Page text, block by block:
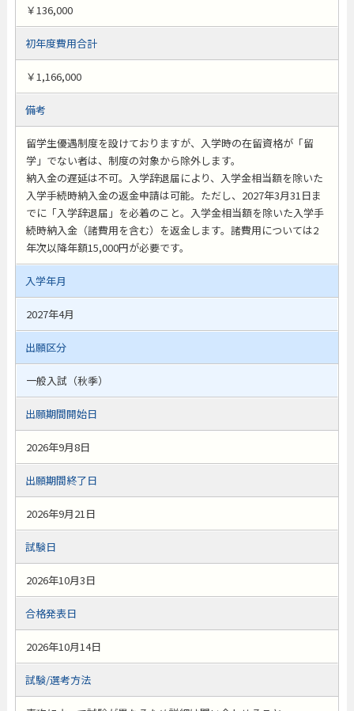
￥136,000
初年度費用合計
￥1,166,000
備考
留学生優遇制度を設けておりますが、入学時の在留資格が「留
学」でない者は、制度の対象から除外します。
納入金の遅延は不可。入学辞退届により、入学金相当額を除いた
入学手続時納入金の返金申請は可能。ただし、2027年3月31日ま
でに「入学辞退届」を必着のこと。入学金相当額を除いた入学手
続時納入金（諸費用を含む）を返金します。諸費用については2
年次以降年額15,000円が必要です。
入学年月
2027年4月
出願区分
一般入試（秋季）
出願期間開始日
2026年9月8日
出願期間終了日
2026年9月21日
試験日
2026年10月3日
合格発表日
2026年10月14日
試験/選考方法